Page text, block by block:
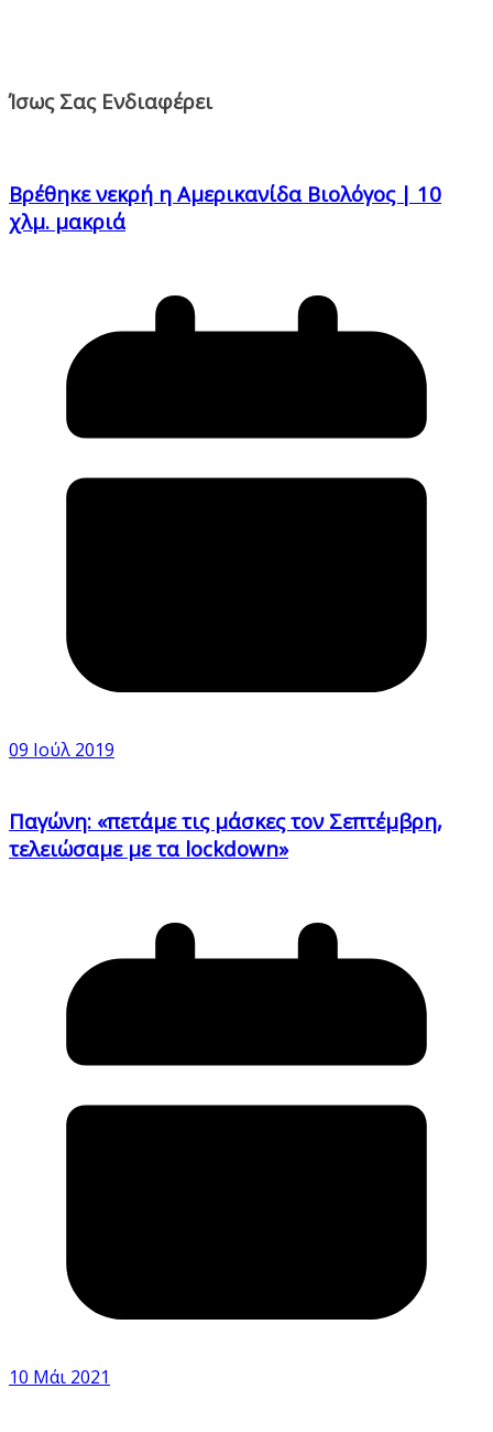
Ίσως Σας Ενδιαφέρει
Βρέθηκε νεκρή η Αμερικανίδα Βιολόγος | 10
χλμ. μακριά
09 Ιούλ 2019
Παγώνη: «πετάμε τις μάσκες τον Σεπτέμβρη,
τελειώσαμε με τα lockdown»
10 Μάι 2021